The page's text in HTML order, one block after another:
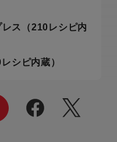
ス（210レシピ内
シピ内蔵）